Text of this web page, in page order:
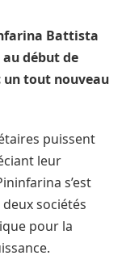
Battista
début de
un tout nouveau
puissent
leur
s’est
sociétés
pour la